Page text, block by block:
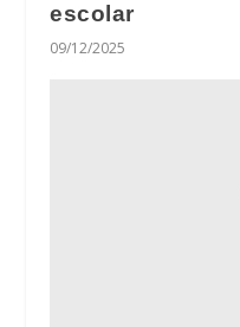
escolar
09/12/2025